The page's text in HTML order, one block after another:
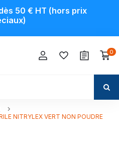
50 € HT (hors prix
0
NITRYLEX VERT NON POUDRE